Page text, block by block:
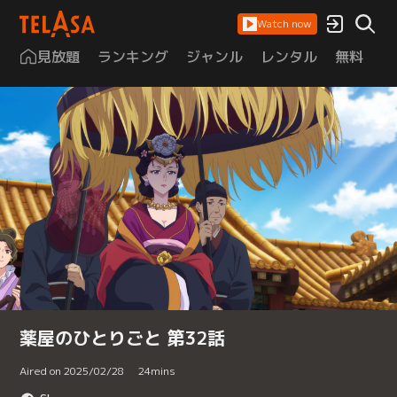
Watch now
見放題 ランキング ジャンル レンタル 無料
薬屋のひとりごと 第32話
Aired on 2025/02/28 24mins